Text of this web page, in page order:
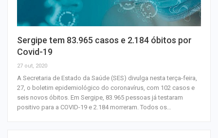
Sergipe tem 83.965 casos e 2.184 óbitos por
Covid-19
27 out, 2020
A Secretaria de Estado da Saúde (SES) divulga nesta terça-feira,
27, o boletim epidemiológico do coronavírus, com 102 casos e
seis novos óbitos. Em Sergipe, 83.965 pessoas já testaram
positivo para a COVID-19 e 2.184 morreram. Todos os…